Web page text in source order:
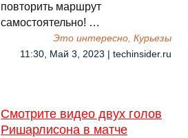
повторить маршрут
самостоятельно! …
Это интересно, Курьезы
11:30, Май 3, 2023 | techinsider.ru
Смотрите видео двух голов
Ришарлисона в матче